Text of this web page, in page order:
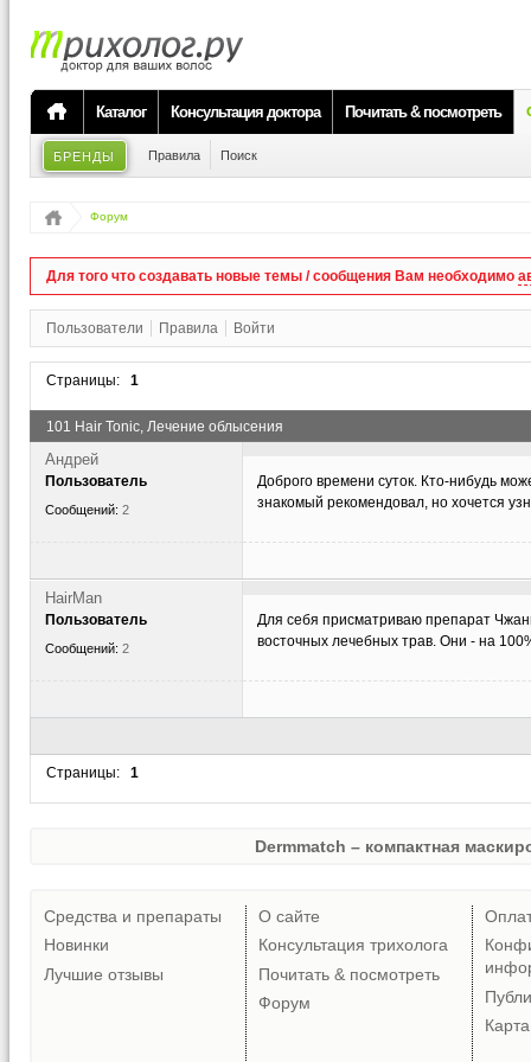
Каталог Консультация доктора Почитать & посмотреть
БРЕНДЫ Правила Поиск
Форум
Для того что создавать новые темы / сообщения Вам необходимо
Пользователи Правила Войти
Страницы: 1
101 Hair Tonic, Лечение облысения
Андрей
Пользователь
Сообщений: 2
Доброго времени суток. Кто-нибудь
знакомый рекомендовал, но хочется
HairMan
Пользователь
Сообщений: 2
Для себя присматриваю препарат
восточных лечебных трав. Они - на
Страницы: 1
Dermmatch – компактная
Средства и препараты
Новинки
Лучшие отзывы
О сайте
Консультация трихолога
Почитать & посмотреть
Форум